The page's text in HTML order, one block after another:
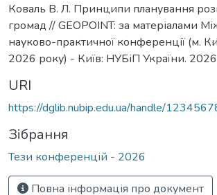
Коваль В. Л. Принципи планування
громад // GEOPOINT: за матеріалами
науково-практичної конференції (м.
2026 року) - Київ: НУБіП України.
URI
https://dglib.nubip.edu.ua/handle/
Зібрання
Тези конференцій - 2026
Повна інформація про документ